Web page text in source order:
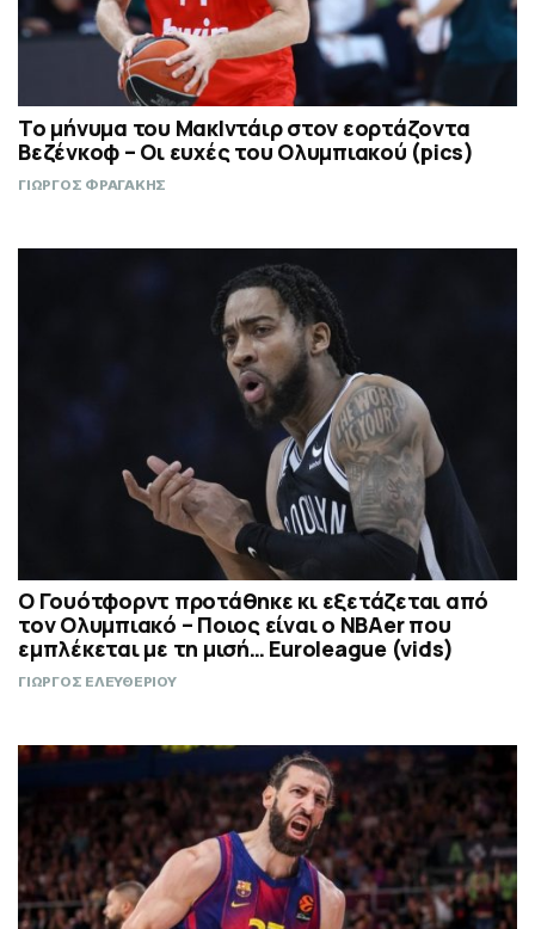
Το μήνυμα του ΜακΙντάιρ στον εορτάζοντα
Βεζένκοφ – Οι ευχές του Ολυμπιακού (pics)
ΓΙΩΡΓΟΣ ΦΡΑΓΑΚΗΣ
Ο Γουότφορντ προτάθηκε κι εξετάζεται από
τον Ολυμπιακό – Ποιος είναι ο ΝΒΑer που
εμπλέκεται με τη μισή… Euroleague (vids)
ΓΙΩΡΓΟΣ ΕΛΕΥΘΕΡΙΟΥ